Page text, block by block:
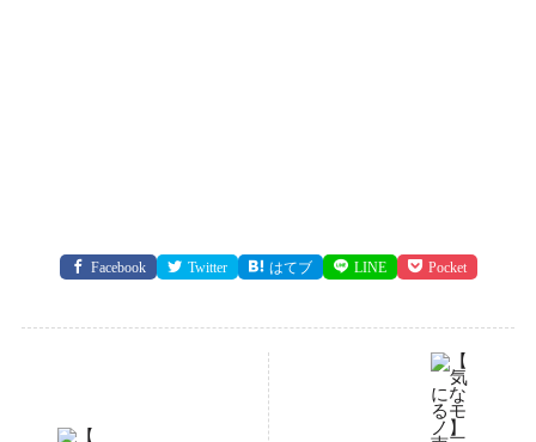
Facebook Twitter はてブ LINE Pocket